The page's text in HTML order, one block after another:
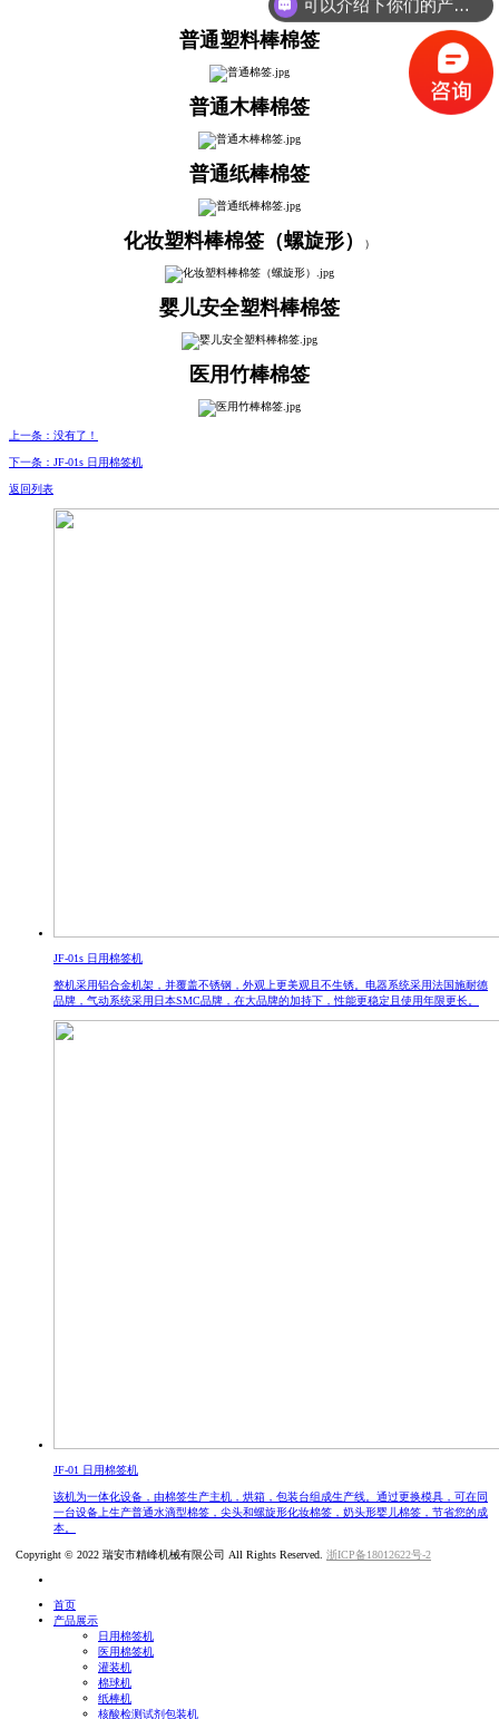
普通塑料棒棉签
普通木棒棉签
普通纸棒棉签
化妆塑料棒棉签（螺旋形） ）
婴儿安全塑料棒棉签
医用竹棒棉签
上一条：没有了！
下一条：JF-01s 日用棉签机
返回列表
JF-01s 日用棉签机
整机采用铝合金机架，并覆盖不锈钢，外观上更美观且不生锈。电器系统采用法国施耐德
品牌，气动系统采用日本SMC品牌，在大品牌的加持下，性能更稳定且使用年限更长。
JF-01 日用棉签机
该机为一体化设备，由棉签生产主机，烘箱，包装台组成生产线。通过更换模具，可在同
一台设备上生产普通水滴型棉签，尖头和螺旋形化妆棉签，奶头形婴儿棉签，节省您的成
本。
Copyright © 2022 瑞安市精峰机械有限公司 All Rights Reserved. 浙ICP备18012622号-2
首页
产品展示
日用棉签机
医用棉签机
灌装机
棉球机
纸棒机
核酸检测试剂包装机
可以介绍下你们的产品么？